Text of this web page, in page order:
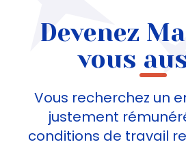
Devenez
vous
Vous recherchez un
justement
conditions de travail